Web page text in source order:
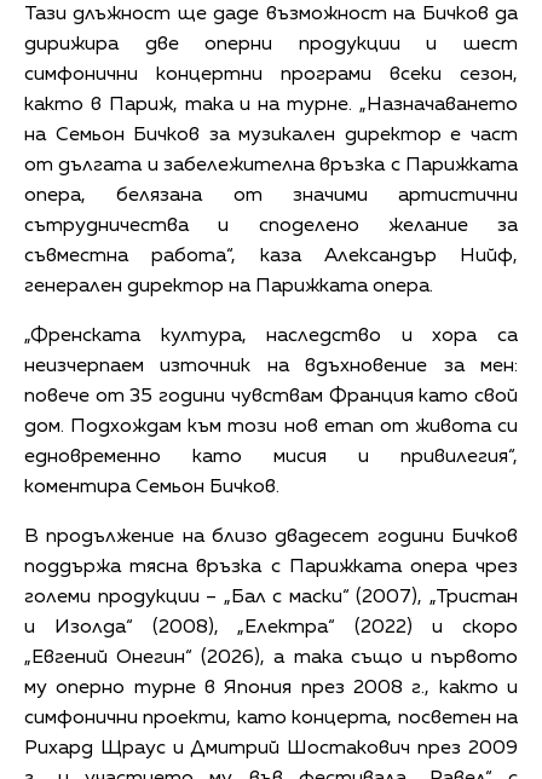
Тази длъжност ще даде възможност на Бичков да
дирижира две оперни продукции и шест
симфонични концертни програми всеки сезон,
както в Париж, така и на турне. „Назначаването
на Семьон Бичков за музикален директор е част
от дългата и забележителна връзка с Парижката
опера, белязана от значими артистични
сътрудничества и споделено желание за
съвместна работа“, каза Александър Нийф,
генерален директор на Парижката опера.
„Френската култура, наследство и хора са
неизчерпаем източник на вдъхновение за мен:
повече от 35 години чувствам Франция като свой
дом. Подхождам към този нов етап от живота си
едновременно като мисия и привилегия“,
коментира Семьон Бичков.
В продължение на близо двадесет години Бичков
поддържа тясна връзка с Парижката опера чрез
големи продукции – „Бал с маски“ (2007), „Тристан
и Изолда“ (2008), „Електра“ (2022) и скоро
„Евгений Онегин“ (2026), а така също и първото
му оперно турне в Япония през 2008 г., както и
симфонични проекти, като концерта, посветен на
Рихард Щраус и Дмитрий Шостакович през 2009